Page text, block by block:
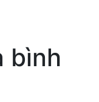
bình